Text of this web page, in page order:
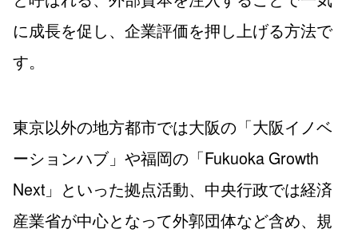
に成長を促し、企業評価を押し上げる方法で
す。
東京以外の地方都市では大阪の「大阪イノベ
ーションハブ」や福岡の「Fukuoka Growth
Next」といった拠点活動、中央行政では経済
産業省が中心となって外郭団体など含め、規